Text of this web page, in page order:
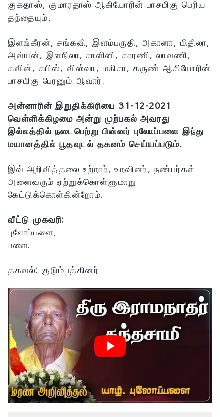
குகதாஸ், குமாரதாஸ் ஆகியோரின் பாசமிகு பெரிய
தந்தையும்,
இளங்கீரன், சங்கவி, இளம்பருதி, அகானா, மிதிலா,
அவ்யன், இளநிலா, சாளினி, காரணி, லாவணி,
கவின், கபிஸ், விஸ்வா, மகிசா, தருண் ஆகியோரின்
பாசமிகு பேரனும் ஆவார்.
அன்னாரின் இறுதிக்கிரியை 31-12-2021
வெள்ளிக்கிழமை அன்று முற்பகல் அவரது
இல்லத்தில் நடைபெற்று பின்னர் புலோப்பளை இந்து
மயானத்தில் பூதவுடல் தகனம் செய்யப்படும்.
இவ் அறிவித்தலை உற்றார், உறவினர், நண்பர்கள்
அனைவரும் ஏற்றுக்கொள்ளுமாறு
கேட்டுக்கொள்கின்றோம்.
வீட்டு முகவரி:
புலோப்பளை,
பளை.
தகவல்: குடும்பத்தினர்